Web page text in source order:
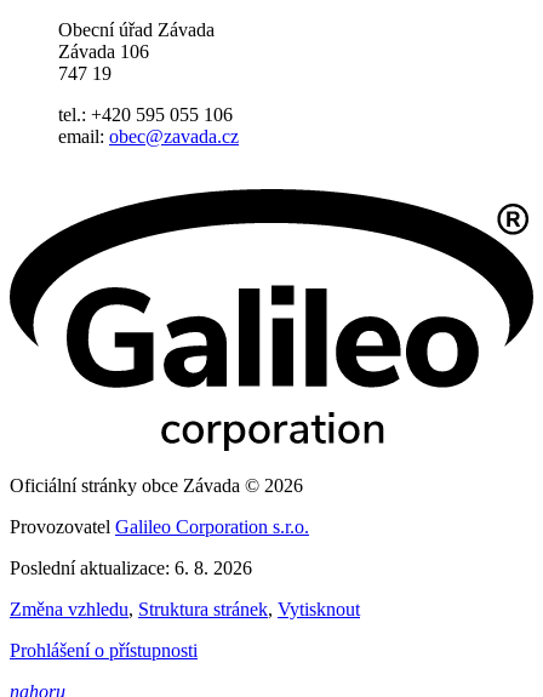
Obecní úřad Závada
Závada 106
747 19
tel.: +420 595 055 106
email: obec@zavada.cz
Oficiální stránky obce Závada © 2026
Provozovatel Galileo Corporation s.r.o.
Poslední aktualizace: 6. 8. 2026
Změna vzhledu, Struktura stránek, Vytisknout
Prohlášení o přístupnosti
nahoru